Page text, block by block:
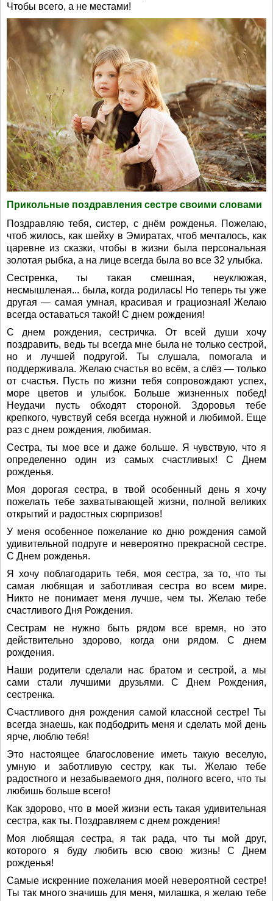
Чтобы всего, а не местами!
Прикольные поздравления сестре своими словами
Поздравляю тебя, систер, с днём рожденья. Пожелаю,
чтоб жилось, как шейху в Эмиратах, чтоб мечталось, как
царевне из сказки, чтобы в жизни была персональная
золотая рыбка, а на лице всегда была во все 32 улыбка.
Сестренка, ты такая смешная, неуклюжая,
несмышленая... была, когда родилась! Но теперь ты уже
другая — самая умная, красивая и грациозная! Желаю
всегда оставаться такой! С днем рождения!
С днем рождения, сестричка. От всей души хочу
поздравить, ведь ты всегда мне была не только сестрой,
но и лучшей подругой. Ты слушала, помогала и
поддерживала. Желаю счастья во всём, а слёз — только
от счастья. Пусть по жизни тебя сопровождают успех,
море цветов и улыбок. Больше жизненных побед!
Неудачи пусть обходят стороной. Здоровья тебе
крепкого, чувствуй себя всегда нужной и любимой. Еще
раз с днем рождения, любимая.
Сестра, ты мое все и даже больше. Я чувствую, что я
определенно один из самых счастливых! С Днем
рожденья.
Моя дорогая сестра, в твой особенный день я хочу
пожелать тебе захватывающей жизни, полной великих
открытий и радостных сюрпризов!
У меня особенное пожелание ко дню рождения самой
удивительной подруге и невероятно прекрасной сестре.
С Днем рожденья.
Я хочу поблагодарить тебя, моя сестра, за то, что ты
самая любящая и заботливая сестра во всем мире.
Никто не понимает меня лучше, чем ты. Желаю тебе
счастливого Дня Рождения.
Сестрам не нужно быть рядом все время, но это
действительно здорово, когда они рядом. С днем
рождения.
Наши родители сделали нас братом и сестрой, а мы
сами стали лучшими друзьями. С Днем Рождения,
сестренка.
Счастливого дня рождения самой классной сестре! Ты
всегда знаешь, как подбодрить меня и сделать мой день
ярче, люблю тебя!
Это настоящее благословение иметь такую веселую,
умную и заботливую сестру, как ты. Желаю тебе
радостного и незабываемого дня, полного всего, что ты
любишь больше всего!
Как здорово, что в моей жизни есть такая удивительная
сестра, как ты. Поздравляем с днем рождения!
Моя любящая сестра, я так рада, что ты мой друг,
которого я буду любить всю свою жизнь! С Днем
рожденья!
Самые искренние пожелания моей невероятной сестре!
Ты так много значишь для меня, милашка, я желаю тебе